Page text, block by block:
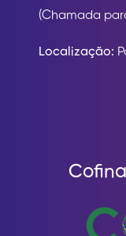
(Chamada
Localização: